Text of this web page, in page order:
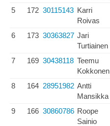
5 172 30115143 Karri
Roivas
6 173 30363827 Jari
Turtiainen
7 169 30438118 Teemu
Kokkonen
8 164 28951982 Antti
Mansikka
9 166 30860786 Roope
Sainio